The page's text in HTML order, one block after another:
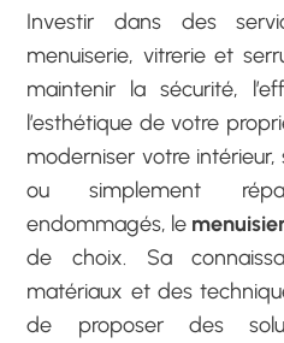
Investir dans des
menuiserie, vitrerie et
maintenir la sécurité,
l’esthétique de votre
moderniser votre intérieur,
ou simplement
endommagés, le
de choix. Sa
matériaux et des
de proposer des